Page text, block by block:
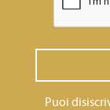
Puoi